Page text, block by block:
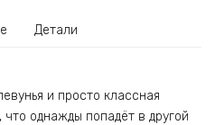
Детали
и просто классная
однажды попадёт в другой